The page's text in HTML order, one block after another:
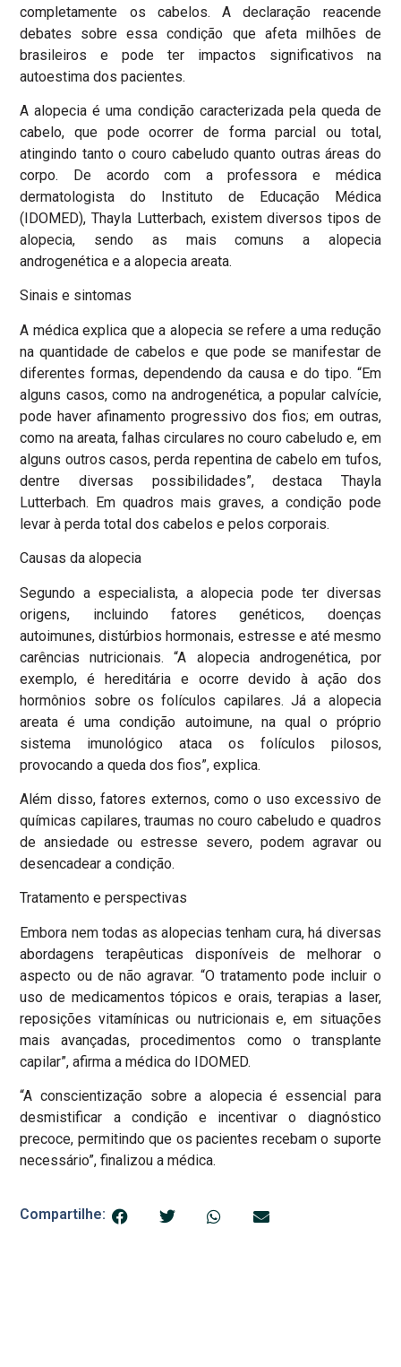
completamente os cabelos. A declaração reacende
debates sobre essa condição que afeta milhões de
brasileiros e pode ter impactos significativos na
autoestima dos pacientes.
A alopecia é uma condição caracterizada pela queda de
cabelo, que pode ocorrer de forma parcial ou total,
atingindo tanto o couro cabeludo quanto outras áreas do
corpo. De acordo com a professora e médica
dermatologista do Instituto de Educação Médica
(IDOMED), Thayla Lutterbach, existem diversos tipos de
alopecia, sendo as mais comuns a alopecia
androgenética e a alopecia areata.
Sinais e sintomas
A médica explica que a alopecia se refere a uma redução
na quantidade de cabelos e que pode se manifestar de
diferentes formas, dependendo da causa e do tipo. “Em
alguns casos, como na androgenética, a popular calvície,
pode haver afinamento progressivo dos fios; em outras,
como na areata, falhas circulares no couro cabeludo e, em
alguns outros casos, perda repentina de cabelo em tufos,
dentre diversas possibilidades”, destaca Thayla
Lutterbach. Em quadros mais graves, a condição pode
levar à perda total dos cabelos e pelos corporais.
Causas da alopecia
Segundo a especialista, a alopecia pode ter diversas
origens, incluindo fatores genéticos, doenças
autoimunes, distúrbios hormonais, estresse e até mesmo
carências nutricionais. “A alopecia androgenética, por
exemplo, é hereditária e ocorre devido à ação dos
hormônios sobre os folículos capilares. Já a alopecia
areata é uma condição autoimune, na qual o próprio
sistema imunológico ataca os folículos pilosos,
provocando a queda dos fios”, explica.
Além disso, fatores externos, como o uso excessivo de
químicas capilares, traumas no couro cabeludo e quadros
de ansiedade ou estresse severo, podem agravar ou
desencadear a condição.
Tratamento e perspectivas
Embora nem todas as alopecias tenham cura, há diversas
abordagens terapêuticas disponíveis de melhorar o
aspecto ou de não agravar. “O tratamento pode incluir o
uso de medicamentos tópicos e orais, terapias a laser,
reposições vitamínicas ou nutricionais e, em situações
mais avançadas, procedimentos como o transplante
capilar”, afirma a médica do IDOMED.
“A conscientização sobre a alopecia é essencial para
desmistificar a condição e incentivar o diagnóstico
precoce, permitindo que os pacientes recebam o suporte
necessário”, finalizou a médica.
Compartilhe: